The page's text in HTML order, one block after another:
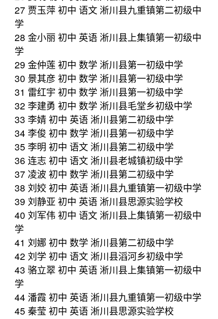
27 贾玉萍 初中 语文 淅川县九重镇第二初级中
学
28 金小丽 初中 英语 淅川县上集镇第一初级中
学
29 金仲莲 初中 数学 淅川县第一初级中学
30 景其彦 初中 数学 淅川县第一初级中学
31 雷红宇 初中 数学 淅川县第一初级中学
32 李建勇 初中 数学 淅川县毛堂乡初级中学
33 李婧 初中 英语 淅川县第二初级中学
34 李俊 初中 数学 淅川县第一初级中学
35 李明 初中 语文 淅川县第二初级中学
36 连志 初中 语文 淅川县老城镇初级中学
37 凌波 初中 数学 淅川县第二初级中学
38 刘姣 初中 英语 淅川县九重镇第一初级中学
39 刘静亚 初中 英语 淅川县思源实验学校
40 刘军伟 初中 语文 淅川县上集镇第一初级中
学
41 刘娜 初中 数学 淅川县第二初级中学
42 刘学 初中 语文 淅川县滔河乡初级中学
43 骆立翠 初中 英语 淅川县上集镇第一初级中
学
44 潘霞 初中 英语 淅川县九重镇第一初级中学
45 秦莹 初中 英语 淅川县思源实验学校